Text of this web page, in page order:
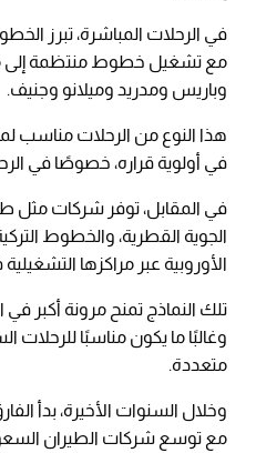
في الرحلات المباشرة، تبرز
مع تشغيل خطوط منتظمة إلى
وباريس ومدريد وميلانو وجنيف.
هذا النوع من الرحلات مناسب
في أولوية قراره، خصوصًا في
في المقابل، توفر شركات مثل
الجوية القطرية، والخطوط
الأوروبية عبر مراكزها
تلك النماذج تمنح مرونة أكبر في
وغالبًا ما يكون مناسبًا للرحلات
متعددة.
وخلال السنوات الأخيرة، بدأ
مع توسع شركات الطيران